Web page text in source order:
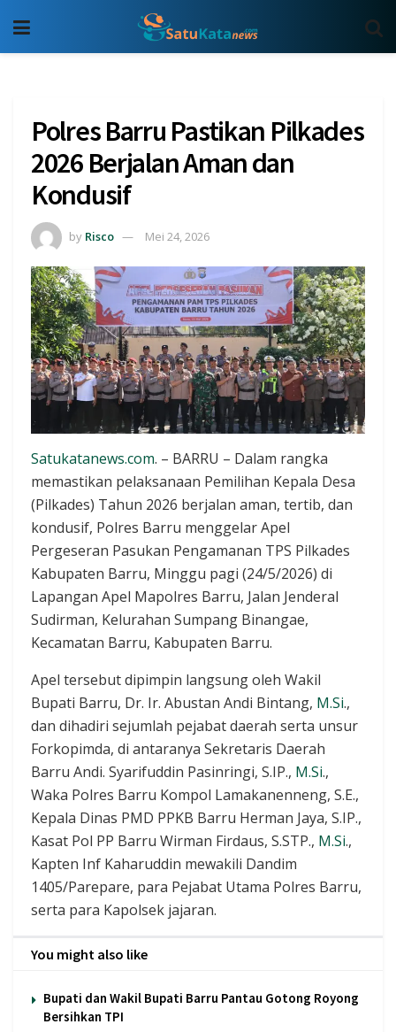
Polres Barru Pastikan Pilkades
2026 Berjalan Aman dan
Kondusif
by Risco Mei 24, 2026
Satukatanews.com. – BARRU – Dalam rangka
memastikan pelaksanaan Pemilihan Kepala Desa
(Pilkades) Tahun 2026 berjalan aman, tertib, dan
kondusif, Polres Barru menggelar Apel
Pergeseran Pasukan Pengamanan TPS Pilkades
Kabupaten Barru, Minggu pagi (24/5/2026) di
Lapangan Apel Mapolres Barru, Jalan Jenderal
Sudirman, Kelurahan Sumpang Binangae,
Kecamatan Barru, Kabupaten Barru.
Apel tersebut dipimpin langsung oleh Wakil
Bupati Barru, Dr. Ir. Abustan Andi Bintang, M.Si.,
dan dihadiri sejumlah pejabat daerah serta unsur
Forkopimda, di antaranya Sekretaris Daerah
Barru Andi. Syarifuddin Pasinringi, S.IP., M.Si.,
Waka Polres Barru Kompol Lamakanenneng, S.E.,
Kepala Dinas PMD PPKB Barru Herman Jaya, S.IP.,
Kasat Pol PP Barru Wirman Firdaus, S.STP., M.Si.,
Kapten Inf Kaharuddin mewakili Dandim
1405/Parepare, para Pejabat Utama Polres Barru,
serta para Kapolsek jajaran.
You might also like
Bupati dan Wakil Bupati Barru Pantau Gotong Royong
Bersihkan TPI